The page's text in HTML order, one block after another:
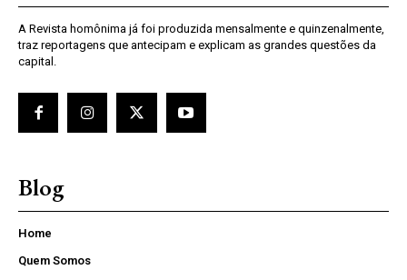
A Revista homônima já foi produzida mensalmente e quinzenalmente,
traz reportagens que antecipam e explicam as grandes questões da
capital.
Blog
Home
Quem Somos